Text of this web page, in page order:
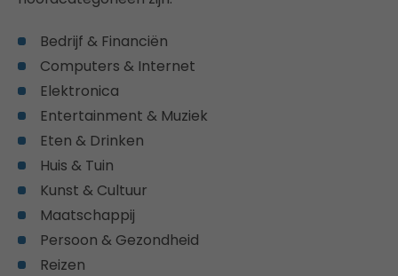
Bedrijf & Financiën
Computers & Internet
Elektronica
Entertainment & Muziek
Eten & Drinken
Huis & Tuin
Kunst & Cultuur
Maatschappij
Persoon & Gezondheid
Reizen